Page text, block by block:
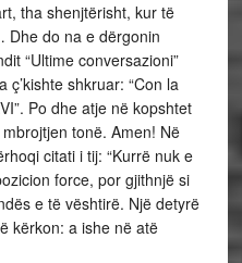
tha shenjtërisht, kur të
do na e dërgonin
“Ultime conversazioni”
shkruar: “Con la
Po dhe atje në kopshtet
tonë. Amen! Në
citati i tij: “Kurrë nuk e
force, por gjithnjë si
e të vështirë. Një detyrë
kërkon: a ishe në atë